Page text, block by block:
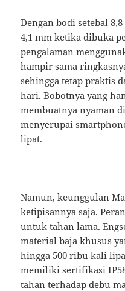
Dengan bodi setebal
4,1 mm ketika dibuka
pengalaman
hampir sama
sehingga tetap praktis
hari. Bobotnya yang
membuatnya nyaman
menyerupai
lipat.
Namun, keunggulan
ketipisannya saja.
untuk tahan lama.
material baja khusus
hingga 500 ribu kali
memiliki sertifikasi
tahan terhadap debu